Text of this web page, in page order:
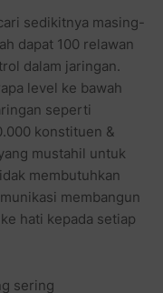
sedikitnya masing-
dapat 100 relawan
dalam jaringan.
level ke bawah
seperti
konstituen &
mustahil untuk
membutuhkan
membangun
hati kepada setiap
sering